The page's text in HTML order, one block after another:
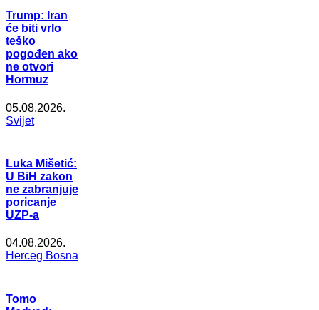
Trump: Iran
će biti vrlo
teško
pogođen ako
ne otvori
Hormuz
05.08.2026.
Svijet
Luka Mišetić:
U BiH zakon
ne zabranjuje
poricanje
UZP-a
04.08.2026.
Herceg Bosna
Tomo